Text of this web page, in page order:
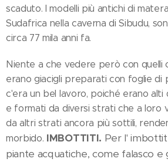
scaduto. I modelli più antichi di
Sudafrica nella caverna di Sibudu,
circa 77 mila anni fa.
Niente a che vedere però con quelli
erano giacigli preparati con foglie di
c'era un bel lavoro, poiché erano alti
e formati da diversi strati che a loro
da altri strati ancora più sottili,
morbido. IMBOTTITI. Per l'
piante acquatiche, come falasco e